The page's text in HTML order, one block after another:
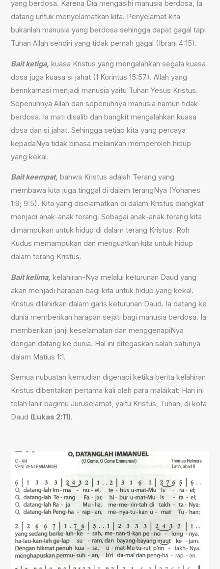
yang berdosa. Karena Dia mengasihi manusia berdosa, Ia
datang untuk menyelamatkan kita. Penyelamat kita
bukanlah manusia yang berdosa sehingga dapat gagal tapi
Tuhan Allah sendiri yang tidak pernah gagal (Ibrani 4:15).
Bait ketiga, kuasa Kristus yang mengalahkan segala kuasa
dosa juga kuasa si jahat (1 Korintus 15:57). Allah yang
berinkarnasi menjadi manusia yaitu Tuhan Yesus Kristus.
Sepenuhnya Allah dan sepenuhnya manusia namun tidak
berdosa. Ia mati disalib dan bangkit mengalahkan kuasa
dosa dan si jahat. Sehingga setiap kita yang percaya
kepadaNya tidak binasa melainkan memperoleh hidup
yang kekal.
Bait keempat, bahwa Kristus adalah Terang yang
membawa kita juga tinggal di dalam terangNya (Yohanes
1:9; 9:5). Kita yang diselamatkan di dalam Kristus diangkat
menjadi anak-anak terang. Sebagai anak-anak terang kita
dimampukan untuk hidup di dalam terang Kristus. Roh
Kudus memampukan dan menguatkan kita untuk hidup
dalam terang Kristus.
Bait kelima, kelahiran-Nya melalui keturunan Daud yang
akan menjadi harapan bagi kita untuk hidup yang kekal.
Kristus dilahirkan dalam garis keturunan Daud. Ia datang ke
dunia memberikan harapan sejati bagi manusia berdosa. Ia
memberikan janji keselamatan dan menggenapiNya
dengan datang ke dunia. Hal ini ditegaskan salah satunya
dalam Matius 1:1.
Semua nubuatan kemudian digenapi ketika berita kelahiran
Kristus diberitakan pertama kali oleh para malaikat: Hari ini
telah lahir bagimu Juruselamat, yaitu Kristus, Tuhan, di kota
Daud (Lukas 2:11).